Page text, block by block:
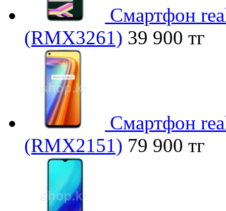
Смартфон
(RMX3261) 39 900 тг
Смартфон
(RMX2151) 79 900 тг